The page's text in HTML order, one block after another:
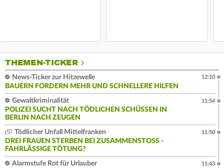
THEMEN-TICKER
News-Ticker zur Hitzewelle
BAUERN FORDERN MEHR UND SCHNELLERE HILFEN
12:10
Gewaltkriminalität
POLIZEI SUCHT NACH TÖDLICHEN SCHÜSSEN IN
BERLIN NACH ZEUGEN
11:54
Tödlicher Unfall Mittelfranken
DREI FRAUEN STERBEN BEI ZUSAMMENSTOSS - F
AHRLÄSSIGE TÖTUNG?
11:50
Alarmstufe Rot für Urlauber
11:43